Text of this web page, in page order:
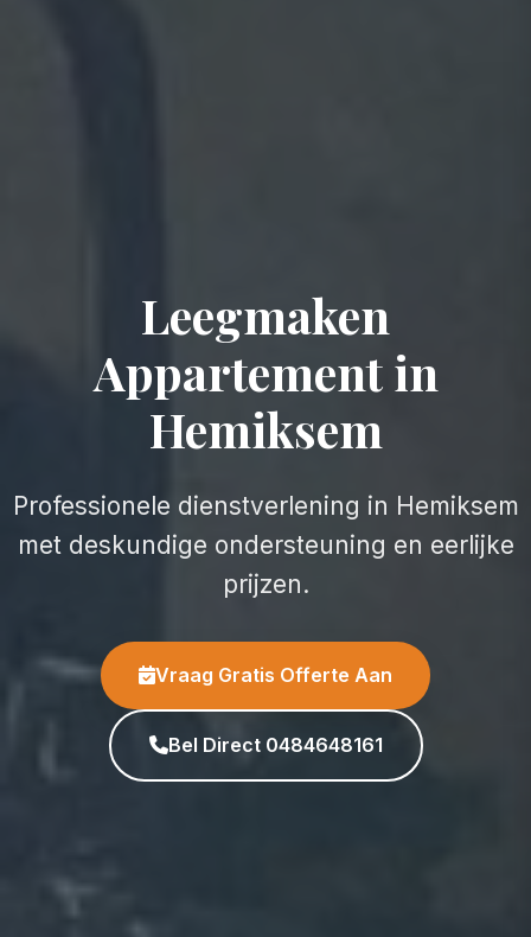
Leegmaken
Appartement in
Hemiksem
Professionele dienstverlening in Hemiksem
met deskundige ondersteuning en eerlijke
prijzen.
Vraag Gratis Offerte Aan
Bel Direct 0484648161